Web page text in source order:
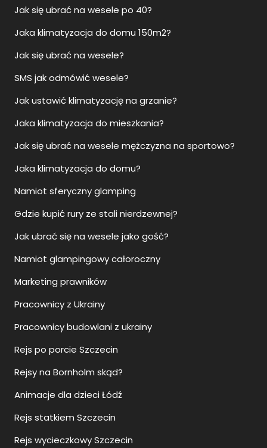
Jak się ubrać na wesele po 40?
Jaka klimatyzacja do domu 150m2?
Jak się ubrać na wesele?
SMS jak odmówić wesele?
Jak ustawić klimatyzację na grzanie?
Jaka klimatyzacja do mieszkania?
Jak się ubrać na wesele mężczyzna na sportowo?
Jaka klimatyzacja do domu?
Namiot sferyczny glamping
Gdzie kupić rury ze stali nierdzewnej?
Jak ubrać się na wesele jako gość?
Namiot glampingowy całoroczny
Marketing prawników
Pracownicy z Ukrainy
Pracownicy budowlani z ukrainy
Rejs po porcie Szczecin
Rejsy na Bornholm skąd?
Animacje dla dzieci Łódź
Rejs statkiem Szczecin
Rejs wycieczkowy Szczecin